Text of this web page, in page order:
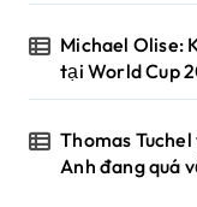
Michael Olise:
tại World Cup
Thomas
Anh đang quá